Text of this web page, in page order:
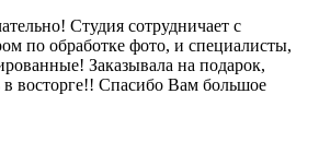
Студия сотрудничает с
по обработке фото, и специалисты,
Заказывала на подарок,
восторге!! Спасибо Вам большое